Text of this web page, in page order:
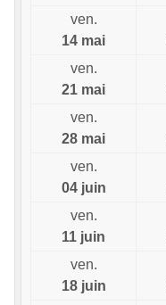
ven.
14 mai
ven.
21 mai
ven.
28 mai
ven.
04 juin
ven.
11 juin
ven.
18 juin